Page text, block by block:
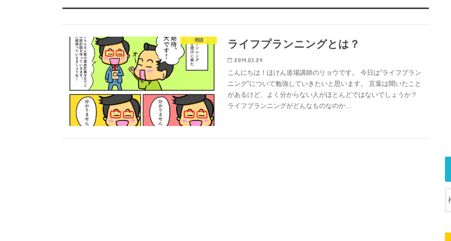
用語 ライフプランニングとは？
2019.03.29
こんにちは！ほけん道場講師のリョウです。 今日は“ライフプラン
ニング”について勉強していきたいと思います。 言葉は聞いたこと
があるけど、よく分からない人がほとんどではないでしょうか？
ライフプランニングがどんなものなのか…